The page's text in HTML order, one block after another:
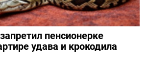
пенсионерке
удава и крокодила